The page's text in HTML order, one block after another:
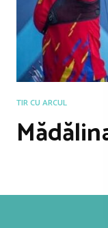
TIR CU ARCUL